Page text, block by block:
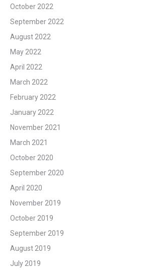
October 2022
September 2022
August 2022
May 2022
April 2022
March 2022
February 2022
January 2022
November 2021
March 2021
October 2020
September 2020
April 2020
November 2019
October 2019
September 2019
August 2019
July 2019